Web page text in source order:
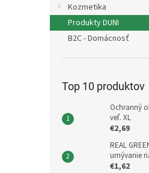
Kozmetika
Produkty DUNI
B2C - Domácnosť
Top 10 produktov
Ochranný
veľ. XL
€2,69
REAL
umývanie
€1,62